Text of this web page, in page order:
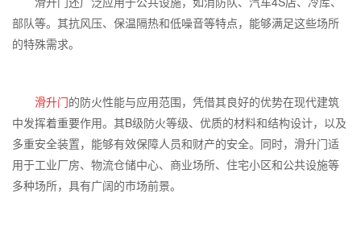
部队等。其抗风压、保温隔热和低噪音等特点，能够满足这些场所
的特殊需求。
滑升门的防火性能与应用范围，凭借其良好的优势在现代建筑
中发挥着重要作用。其B级防火等级、优质的材料和结构设计，以及
多重安全装置，能够有效保障人员和财产的安全。同时，滑升门适
用于工业厂房、物流仓储中心、商业场所、住宅小区和公共设施等
多种场所，具有广阔的市场前景。